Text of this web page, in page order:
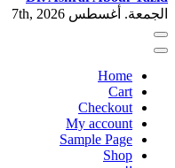
الجمعة. أغسطس 7th, 2026
Home
Cart
Checkout
My account
Sample Page
Shop